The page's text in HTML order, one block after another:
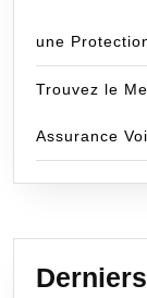
une
Trouvez le
Assurance